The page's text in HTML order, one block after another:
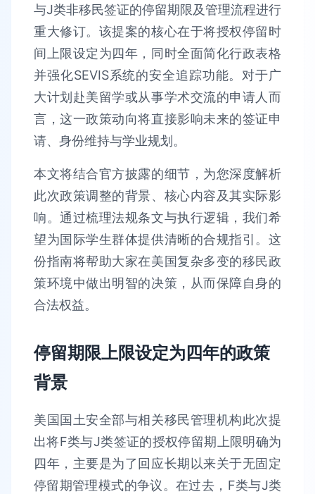
与J类非移民签证的停留期限及管理流程进行
重大修订。该提案的核心在于将授权停留时
间上限设定为四年，同时全面简化行政表格
并强化SEVIS系统的安全追踪功能。对于广
大计划赴美留学或从事学术交流的申请人而
言，这一政策动向将直接影响未来的签证申
请、身份维持与学业规划。
本文将结合官方披露的细节，为您深度解析
此次政策调整的背景、核心内容及其实际影
响。通过梳理法规条文与执行逻辑，我们希
望为国际学生群体提供清晰的合规指引。这
份指南将帮助大家在美国复杂多变的移民政
策环境中做出明智的决策，从而保障自身的
合法权益。
停留期限上限设定为四年的政策
背景
美国国土安全部与相关移民管理机构此次提
出将F类与J类签证的授权停留期上限明确为
四年，主要是为了回应长期以来关于无固定
停留期管理模式的争议。在过去，F类与J类